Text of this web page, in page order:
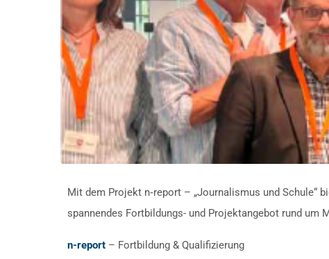
Mit dem Projekt n‑report – „Journalismus und
spannendes Fortbildungs- und Projektangebot rund um
n-report – Fortbildung & Qualifizierung